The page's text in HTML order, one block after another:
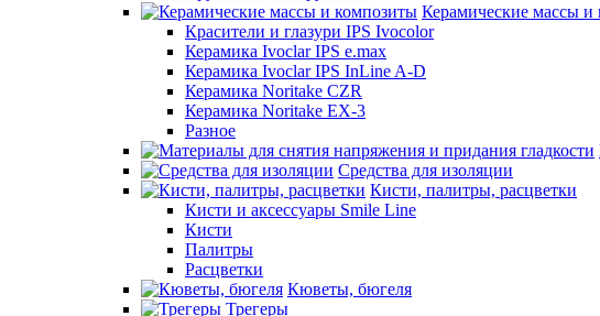
Керамические массы и
Красители и глазури IPS Ivocolor
Керамика Ivoclar IPS e.max
Керамика Ivoclar IPS InLine A-D
Керамика Noritake CZR
Керамика Noritake EX-3
Разное
Средства для изоляции
Кисти, палитры, расцветки
Кисти и аксессуары Smile Line
Кисти
Палитры
Расцветки
Кюветы, бюгеля
Трегеры